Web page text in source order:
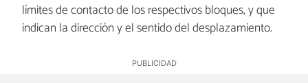
límites de contacto de los respectivos bloques, y que
indican la dirección y el sentido del desplazamiento.